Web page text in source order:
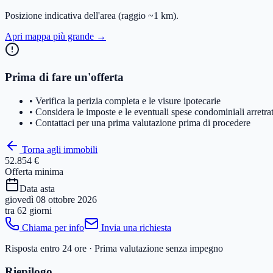
Posizione indicativa dell'area (raggio ~1 km).
Apri mappa più grande →
Prima di fare un'offerta
• Verifica la perizia completa e le visure ipotecarie
• Considera le imposte e le eventuali spese condominiali
• Contattaci per una prima valutazione prima di procedere
Torna agli immobili
52.854 €
Offerta minima
Data asta
giovedì 08 ottobre 2026
tra 62 giorni
Chiama per info
Invia una richiesta
Risposta entro 24 ore · Prima valutazione senza impegno